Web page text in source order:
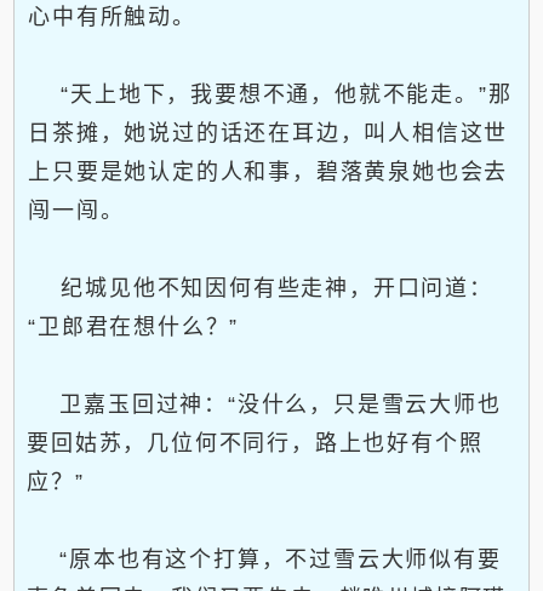
心中有所触动。
“天上地下，我要想不通，他就不能走。”那
日茶摊，她说过的话还在耳边，叫人相信这世
上只要是她认定的人和事，碧落黄泉她也会去
闯一闯。
纪城见他不知因何有些走神，开口问道：
“卫郎君在想什么？”
卫嘉玉回过神：“没什么，只是雪云大师也
要回姑苏，几位何不同行，路上也好有个照
应？”
“原本也有这个打算，不过雪云大师似有要